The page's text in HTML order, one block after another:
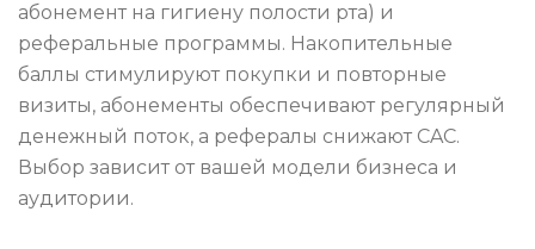
абонемент на гигиену полости рта) и
реферальные программы. Накопительные
баллы стимулируют покупки и повторные
визиты, абонементы обеспечивают регулярный
денежный поток, а рефералы снижают CAC.
Выбор зависит от вашей модели бизнеса и
аудитории.